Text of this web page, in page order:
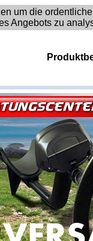
um die
Angebots zu